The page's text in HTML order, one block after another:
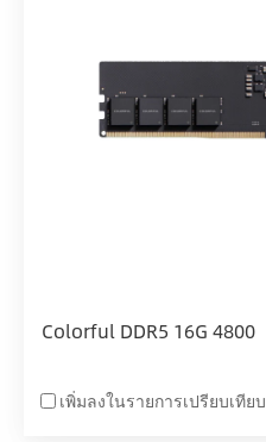
Colorful DDR5 16G 4800
เพิ่มลงในรายการเปรียบเทียบ